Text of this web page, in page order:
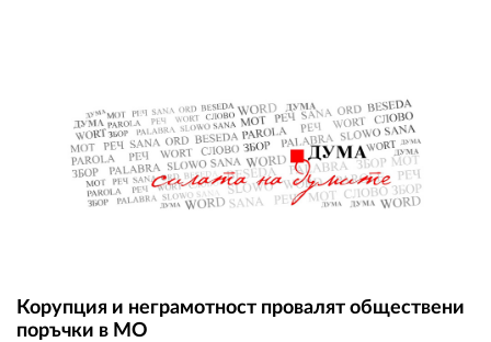
Корупция и неграмотност провалят обществени
поръчки в МО